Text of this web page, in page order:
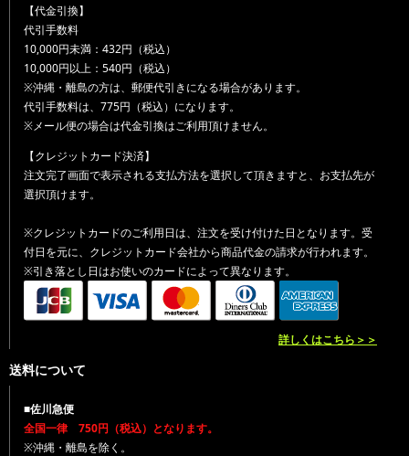
【代金引換】
代引手数料
10,000円未満：432円（税込）
10,000円以上：540円（税込）
※沖縄・離島の方は、郵便代引きになる場合があります。
代引手数料は、775円（税込）になります。
※メール便の場合は代金引換はご利用頂けません。
【クレジットカード決済】
注文完了画面で表示される支払方法を選択して頂きますと、お支払先が
選択頂けます。
※クレジットカードのご利用日は、注文を受け付けた日となります。受
付日を元に、クレジットカード会社から商品代金の請求が行われます。
※引き落とし日はお使いのカードによって異なります。
詳しくはこちら＞＞
送料について
■佐川急便
全国一律 750円（税込）となります。
※沖縄・離島を除く。